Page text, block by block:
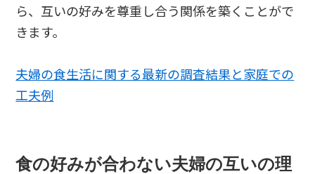
ら、互いの好みを尊重し合う関係を築くことがで
きます。
夫婦の食生活に関する最新の調査結果と家庭での
工夫例
食の好みが合わない夫婦の互いの理